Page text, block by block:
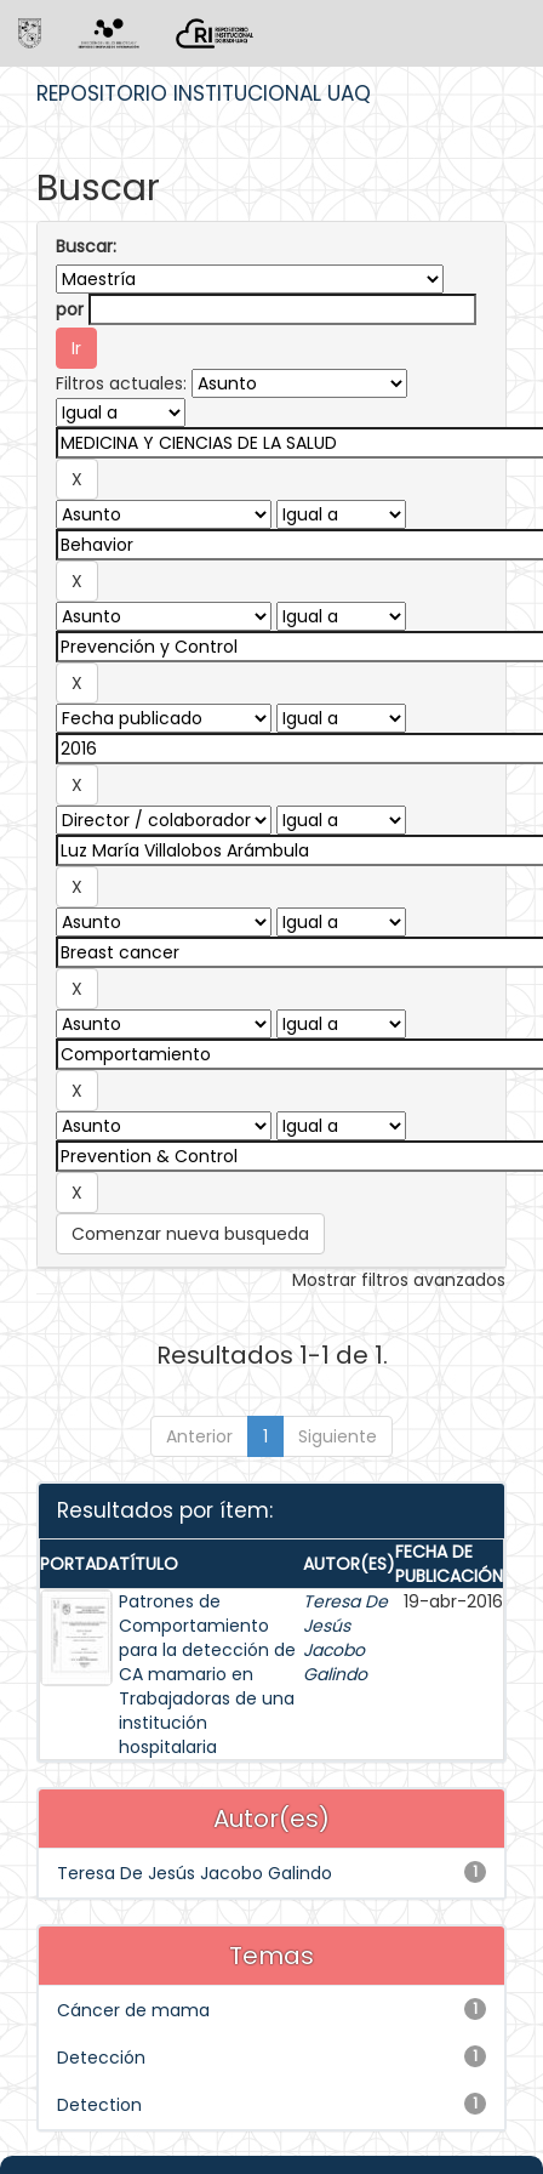
REPOSITORIO INSTITUCIONAL UAQ
Buscar
Buscar:
por
Filtros actuales:
Comenzar nueva busqueda
Mostrar filtros avanzados
Resultados 1-1 de 1.
Anterior 1 Siguiente
Resultados por ítem:
PORTADATÍTULO AUTOR(ES)FECHA DE
PUBLICACIÓN
Patrones de
Comportamiento
para la detección de
CA mamario en
Trabajadoras de una
institución
hospitalaria
Teresa De
Jesús
Jacobo
Galindo
19-abr-2016
Autor(es)
1
Teresa De Jesús Jacobo Galindo
Temas
1
Cáncer de mama
1
Detección
1
Detection